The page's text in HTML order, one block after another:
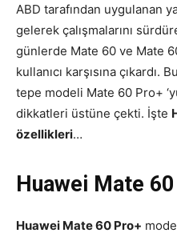
ABD tarafından uygulanan
gelerek çalışmalarını
günlerde Mate 60 ve Mate
kullanıcı karşısına
tepe modeli Mate 60 Pro+
dikkatleri üstüne çekti. İşte
özellikleri…
Huawei Mate
Huawei Mate 60 Pro+